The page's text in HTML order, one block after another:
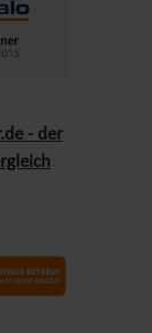
ist es
in Europa so
sind.
und
Terrasse,
Herzen